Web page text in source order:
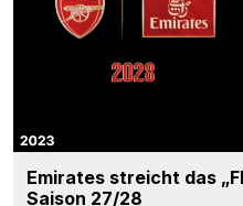
Emirates streicht das
Saison 27/28